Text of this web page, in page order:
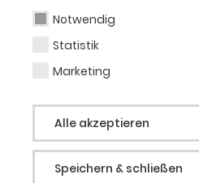
Notwendig
Statistik
Marketing
Alle akzeptieren
Speichern & schließen
Choreografie von Xin Peng
Marius Petipa und Lew Iwanow
Tschaikowsky